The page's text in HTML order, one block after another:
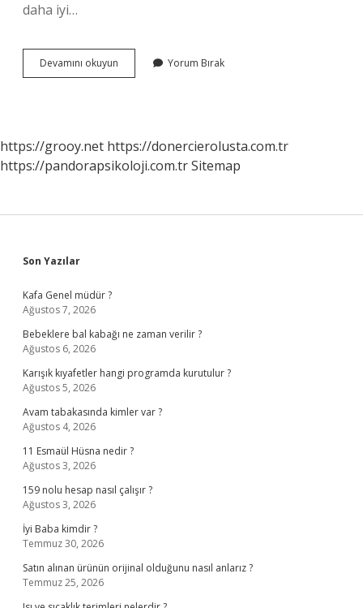
daha iyi…
Devamını okuyun
Mp
Yorum Bırak
https://grooy.net https://donercierolusta.com.tr
https://pandorapsikoloji.com.trSitemap
Sidebar
Son Yazılar
Kafa Genel müdür ?
Ağustos 7, 2026
Bebeklere bal kabağı ne zaman verilir ?
Ağustos 6, 2026
Karışık kıyafetler hangi programda kurutulur ?
Ağustos 5, 2026
Avam tabakasında kimler var ?
Ağustos 4, 2026
11 Esmaül Hüsna nedir ?
Ağustos 3, 2026
159 nolu hesap nasıl çalışır ?
Ağustos 3, 2026
İyi Baba kimdir ?
Temmuz 30, 2026
Satın alınan ürünün orijinal olduğunu nasıl anlarız ?
Temmuz 25, 2026